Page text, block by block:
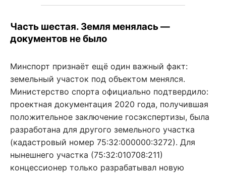
Часть шестая. Земля менялась —
документов не было
Минспорт признаёт ещё один важный факт:
земельный участок под объектом менялся.
Министерство спорта официально подтвердило:
проектная документация 2020 года, получившая
положительное заключение госэкспертизы, была
разработана для другого земельного участка
(кадастровый номер 75:32:000000:3272). Для
нынешнего участка (75:32:010708:211)
концессионер только разрабатывал новую